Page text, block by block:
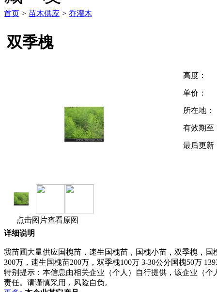
首页 > 苗木供应 > 乔灌木
双季槐
点击图片查看原图
高度：
单价：
所在地：
有效期至
最后更新
详细说明
我苗圃大量供应国槐苗，速生国槐苗，国槐小苗，双季槐，
300万，速生国槐苗200万，双季槐100万 3-30公分国槐50万
特别提示： 本信息由相关企业（个人）自行提供，该企业（
责任。请谨慎采用，风险自负。